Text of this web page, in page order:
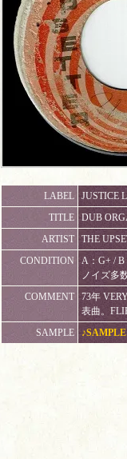
LABEL
JUSTICE
TITLE
DUB
ARTIST
THE
CONDITION
A：G+ /
ノイズ多
COMMENT
73年
表曲。
SAMPLE
♪SAMPLE